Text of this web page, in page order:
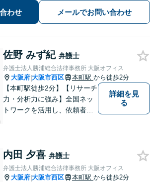
律問題に対応可能【夜間／休日応相
談】専門家の知識と経験で皆様の力に
わせ メールでお問い合わせ
佐野 みず紀 弁護士
弁護士法人勝浦総合法律事務所 大阪オフィス
大阪府|大阪市西区 本町駅 から徒歩2分
【本町駅徒歩2分】【リサーチ
力・分析力に強み】全国ネッ
トワークを活用し、依頼者満
頼者様一人一人に寄り添い、
納得の解決へと導きます。
【初回相談無料】
詳細を見
る
内田 夕喜 弁護士
弁護士法人勝浦総合法律事務所 大阪オフィス
大阪府|大阪市西区 本町駅 から徒歩2分